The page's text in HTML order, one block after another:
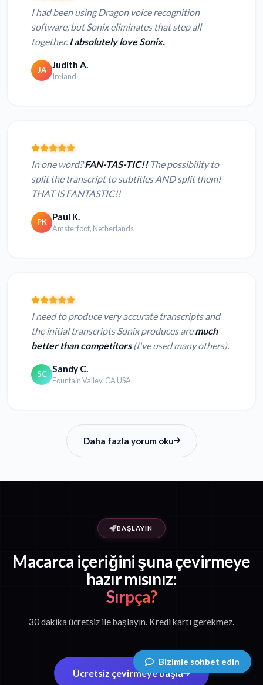
I had been using Dragon voice recognition
software, but Sonix eliminates that step all
together. I absolutely love Sonix.
JA Judith A.
Ireland
In one word?FAN-TAS-TIC!!The possibility to
split the transcript to subtitles AND split them!
THAT IS FANTASTIC!!
PK Paul K.
Amsterfoot, Netherlands
I need to produce very accurate transcripts and
the initial transcripts Sonix produces aremuch
better than competitors(I've used many others).
SC Sandy C.
Fountain Valley, CA USA
Daha fazla yorum oku
BAŞLAYIN
Macarca içeriğini şuna çevirmeye
hazır mısınız:
Sırpça?
30 dakika ücretsiz ile başlayın. Kredi kartı gerekmez.
Ücretsiz çevirmeye başla
Bizimle sohbet edin